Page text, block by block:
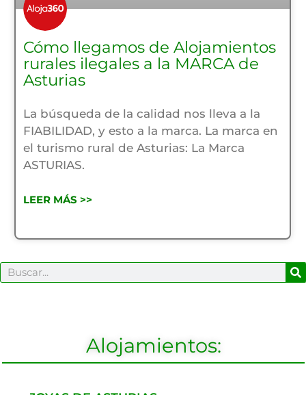
Cómo llegamos de Alojamientos
rurales ilegales a la MARCA de
Asturias
La búsqueda de la calidad nos lleva a la
FIABILIDAD, y esto a la marca. La marca en
el turismo rural de Asturias: La Marca
ASTURIAS.
LEER MÁS >>
Buscar
Alojamientos: